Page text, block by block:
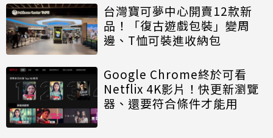
台灣寶可夢中心開賣12款新
品！「復古遊戲包裝」變周
邊、T恤可裝進收納包
Google Chrome終於可看
Netflix 4K影片！快更新瀏覽
器、還要符合條件才能用